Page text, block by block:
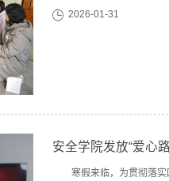
坊、济宁走访经济困难学
2026-01-31
安全学院发放“爱心
寒假来临，为贯彻落